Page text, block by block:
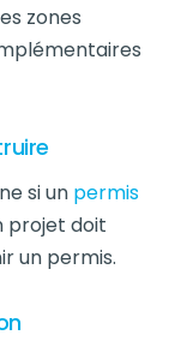
zones
si un permis
projet doit
un permis.